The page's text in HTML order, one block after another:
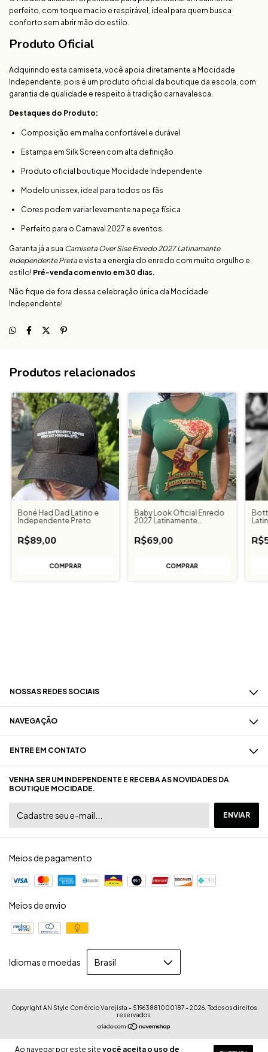
Ao navegar por este site você aceita o uso de
perfeito, com toque macio e respirável, ideal para quem busca
conforto sem abrir mão do estilo.
Produto Oficial
Adquirindo esta camiseta, você apoia diretamente a Mocidade
Independente, pois é um produto oficial da boutique da escola, com
garantia de qualidade e respeito à tradição carnavalesca.
Destaques do Produto:
Composição em malha confortável e durável
Estampa em Silk Screen com alta definição
Produto oficial boutique Mocidade Independente
Modelo unissex, ideal para todos os fãs
Cores podem variar levemente na peça física
Perfeito para o Carnaval 2027 e eventos.
Garanta já a sua Camiseta Over Sise Enredo 2027 Latinamente
Independente Preta e vista a energia do enredo com muito orgulho e
estilo! Pré-venda com envio em 30 dias.
Não fique de fora dessa celebração única da Mocidade
Independente!
Produtos relacionados
Boné Had Dad Latino e
Independente Preto
R$89,00
Baby Look Oficial Enredo
2027 Latinamente
R$69,00
COMPRAR
NOSSAS REDES SOCIAIS
NAVEGAÇÃO
ENTRE EM CONTATO
VENHA SER UM INDEPENDENTE E RECEBA AS NOVIDADES DA
BOUTIQUE MOCIDADE.
Meios de pagamento
Meios de envio
Idiomas e moedas
Copyright AN Style Comércio Varejista - 51963881000187 - 2026. Todos os direitos
reservados.